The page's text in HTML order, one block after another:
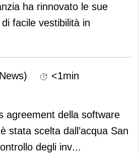
ha rinnovato le sue
facile vestibilità in
<1min
agreement della software
stata scelta dall’acqua San
degli inv...